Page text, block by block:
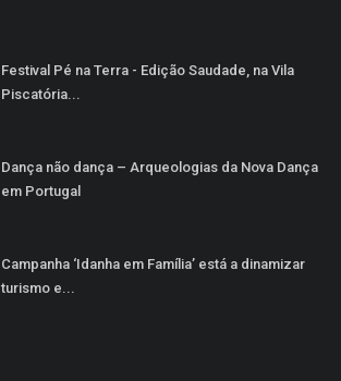
Festival Pé na Terra - Edição Saudade, na Vila
Piscatória...
Dança não dança – Arqueologias da Nova Dança
em Portugal
Campanha ‘Idanha em Família’ está a dinamizar
turismo e...